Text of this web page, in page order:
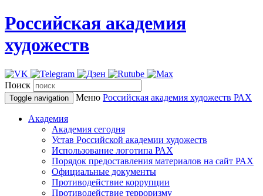
Российская академия
художеств
Поиск
Toggle navigation Меню Российская академия художеств РАХ
Академия
Академия сегодня
Устав Российской академии художеств
Использование логотипа РАХ
Порядок предоставления материалов на сайт РАХ
Официальные документы
Противодействие коррупции
Противодействие терроризму